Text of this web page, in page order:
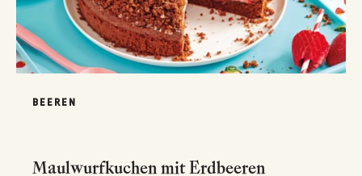
BEEREN
Maulwurfkuchen mit Erdbeeren